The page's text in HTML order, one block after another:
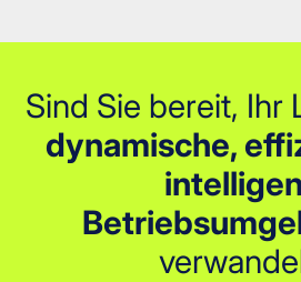
Sind Sie bereit, Ihr
dynamische,